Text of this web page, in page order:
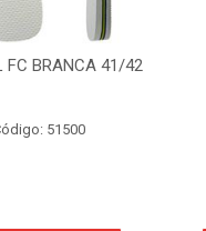
FC BRANCA 41/42
51500